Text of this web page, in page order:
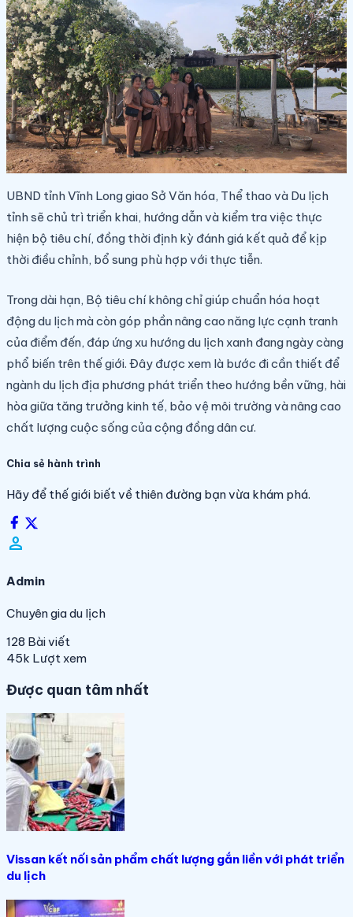
UBND tỉnh Vĩnh Long giao Sở Văn hóa, Thể thao và Du lịch
tỉnh sẽ chủ trì triển khai, hướng dẫn và kiểm tra việc thực
hiện bộ tiêu chí, đồng thời định kỳ đánh giá kết quả để kịp
thời điều chỉnh, bổ sung phù hợp với thực tiễn.
Trong dài hạn, Bộ tiêu chí không chỉ giúp chuẩn hóa hoạt
động du lịch mà còn góp phần nâng cao năng lực cạnh tranh
của điểm đến, đáp ứng xu hướng du lịch xanh đang ngày càng
phổ biến trên thế giới. Đây được xem là bước đi cần thiết để
ngành du lịch địa phương phát triển theo hướng bền vững, hài
hòa giữa tăng trưởng kinh tế, bảo vệ môi trường và nâng cao
chất lượng cuộc sống của cộng đồng dân cư.
Chia sẻ hành trình
Hãy để thế giới biết về thiên đường bạn vừa khám phá.
person_filled
Admin
Chuyên gia du lịch
128 Bài viết
45k Lượt xem
Được quan tâm nhất
Vissan kết nối sản phẩm chất lượng gắn liền với phát triển
du lịch